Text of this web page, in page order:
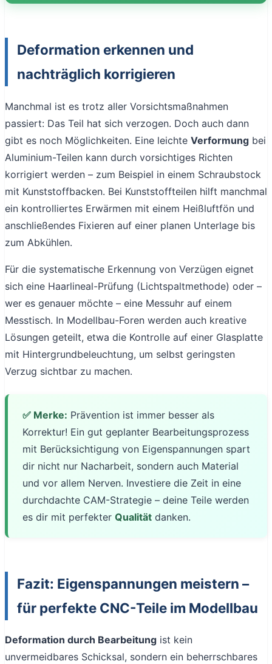
Deformation erkennen und
nachträglich korrigieren
Manchmal ist es trotz aller Vorsichtsmaßnahmen
passiert: Das Teil hat sich verzogen. Doch auch dann
gibt es noch Möglichkeiten. Eine leichte Verformung bei
Aluminium-Teilen kann durch vorsichtiges Richten
korrigiert werden – zum Beispiel in einem Schraubstock
mit Kunststoffbacken. Bei Kunststoffteilen hilft manchmal
ein kontrolliertes Erwärmen mit einem Heißluftfön und
anschließendes Fixieren auf einer planen Unterlage bis
zum Abkühlen.
Für die systematische Erkennung von Verzügen eignet
sich eine Haarlineal-Prüfung (Lichtspaltmethode) oder –
wer es genauer möchte – eine Messuhr auf einem
Messtisch. In Modellbau-Foren werden auch kreative
Lösungen geteilt, etwa die Kontrolle auf einer Glasplatte
mit Hintergrundbeleuchtung, um selbst geringsten
Verzug sichtbar zu machen.
✅ Merke: Prävention ist immer besser als
Korrektur! Ein gut geplanter Bearbeitungsprozess
mit Berücksichtigung von Eigenspannungen spart
dir nicht nur Nacharbeit, sondern auch Material
und vor allem Nerven. Investiere die Zeit in eine
durchdachte CAM-Strategie – deine Teile werden
es dir mit perfekter Qualität danken.
Fazit: Eigenspannungen meistern –
für perfekte CNC-Teile im Modellbau
Deformation durch Bearbeitung ist kein
unvermeidbares Schicksal, sondern ein beherrschbares